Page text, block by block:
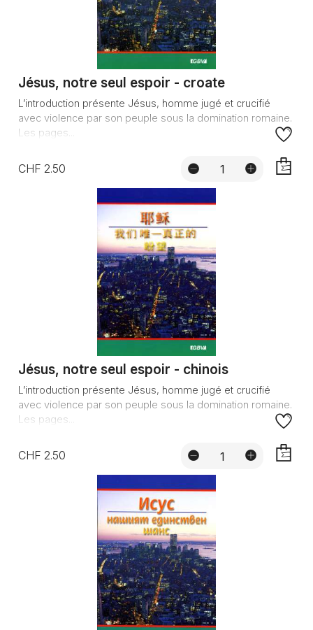
Jésus, notre seul espoir - croate
L’introduction présente Jésus, homme jugé et crucifié
avec violence par son peuple sous la domination romaine.
Les pages...
CHF 2.50
Jésus, notre seul espoir - chinois
L’introduction présente Jésus, homme jugé et crucifié
avec violence par son peuple sous la domination romaine.
Les pages...
CHF 2.50